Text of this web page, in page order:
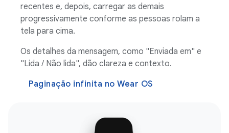
recentes e, depois, carregar as demais
progressivamente conforme as pessoas rolam a
tela para cima.
Os detalhes da mensagem, como "Enviada em" e
"Lida / Não lida", dão clareza e contexto.
Paginação infinita no Wear OS